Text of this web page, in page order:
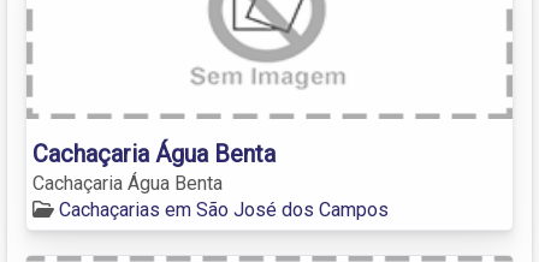
Cachaçaria Água Benta
Cachaçaria Água Benta
Cachaçarias em São José dos Campos